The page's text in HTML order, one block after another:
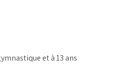
et à 13 ans